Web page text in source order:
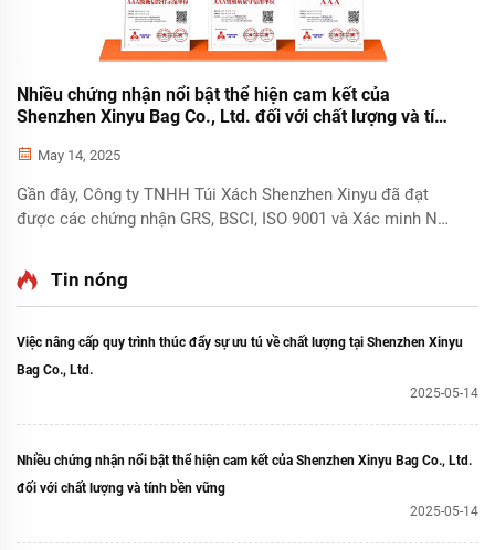
Nhiều chứng nhận nổi bật thể hiện cam kết của
Shenzhen Xinyu Bag Co., Ltd. đối với chất lượng và tính
May 14, 2025
Gần đây, Công ty TNHH Túi Xách Shenzhen Xinyu đã đạt
được các chứng nhận GRS, BSCI, ISO 9001 và Xác minh Nhà
chuẩn cao của chúng tôi trong chất lượng sản phẩm, hệ
thống quản lý, trách nhiệm xã hội và môi...
Tin nóng
Việc nâng cấp quy trình thúc đẩy sự ưu tú về chất lượng tại Shenzhen Xinyu
Bag Co., Ltd.
2025-05-14
Nhiều chứng nhận nổi bật thể hiện cam kết của Shenzhen Xinyu Bag Co., Ltd.
đối với chất lượng và tính bền vững
2025-05-14